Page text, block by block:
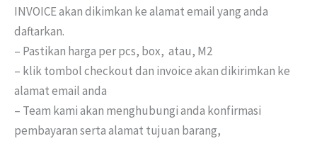
INVOICE akan dikimkan ke alamat email yang anda
daftarkan.
– Pastikan harga per pcs, box, atau, M2
– klik tombol checkout dan invoice akan dikirimkan ke
alamat email anda
– Team kami akan menghubungi anda konfirmasi
pembayaran serta alamat tujuan barang,